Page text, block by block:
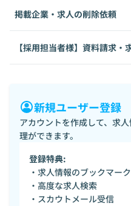
掲載企業・求人の削除依頼
【採用担当者様】資料請求・
新規ユーザー登録
アカウントを作成して、求
理ができます。
登録特典:
・求人情報のブックマーク
・高度な求人検索
・スカウトメール受信